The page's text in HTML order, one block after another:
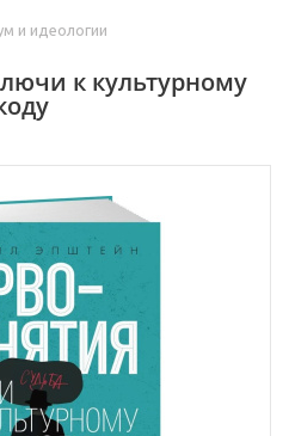
и идеологии
к культурному